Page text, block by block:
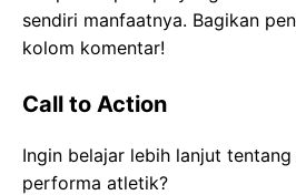
sendiri manfaatnya. Bagikan
kolom komentar!
Call to Action
Ingin belajar lebih lanjut
performa atletik?